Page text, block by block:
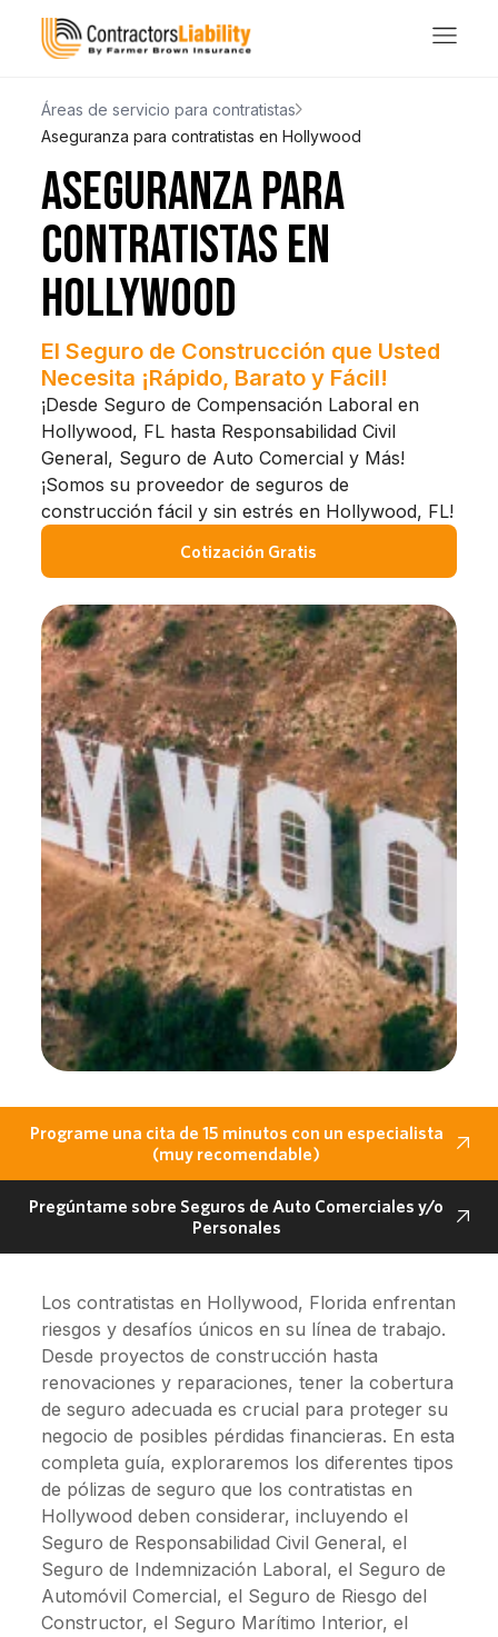
Áreas de servicio para contratistas
Aseguranza para contratistas en Hollywood
ASEGURANZA PARA
CONTRATISTAS EN
HOLLYWOOD
El Seguro de Construcción que Usted
Necesita ¡Rápido, Barato y Fácil!
¡Desde Seguro de Compensación Laboral en
Hollywood, FL hasta Responsabilidad Civil
General, Seguro de Auto Comercial y Más!
¡Somos su proveedor de seguros de
construcción fácil y sin estrés en Hollywood, FL!
Cotización Gratis
Programe una cita de 15 minutos con un especialista
(muy recomendable)
Pregúntame sobre Seguros de Auto Comerciales y/o
Personales
Los contratistas en Hollywood, Florida enfrentan
riesgos y desafíos únicos en su línea de trabajo.
Desde proyectos de construcción hasta
renovaciones y reparaciones, tener la cobertura
de seguro adecuada es crucial para proteger su
negocio de posibles pérdidas financieras. En esta
completa guía, exploraremos los diferentes tipos
de pólizas de seguro que los contratistas en
Hollywood deben considerar, incluyendo el
Seguro de Responsabilidad Civil General, el
Seguro de Indemnización Laboral, el Seguro de
Automóvil Comercial, el Seguro de Riesgo del
Constructor, el Seguro Marítimo Interior, el